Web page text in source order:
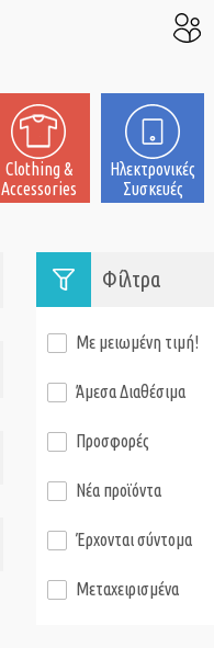
Clothing &
Accessories
Ηλεκτρονικές
Συσκευές
Φίλτρα
Με μειωμένη τιμή!
Άμεσα Διαθέσιμα
Προσφορές
Νέα προϊόντα
Έρχονται σύντομα
Μεταχειρισμένα